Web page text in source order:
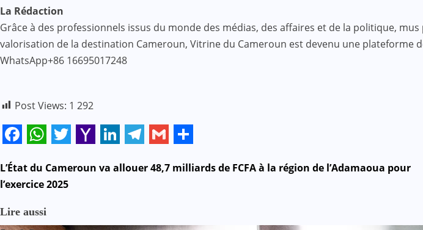
La Rédaction
Grâce à des professionnels issus du monde des médias, des affaires et de la politique,
valorisation de la destination Cameroun, Vitrine du Cameroun est devenu une plateforme
WhatsApp+86 16695017248
Post Views: 1 292
Mail
N
v
L’État du Cameroun va allouer 48,7 milliards de FCFA à la région de l’Adamaoua pour
l’exercice 2025
Lire aussi